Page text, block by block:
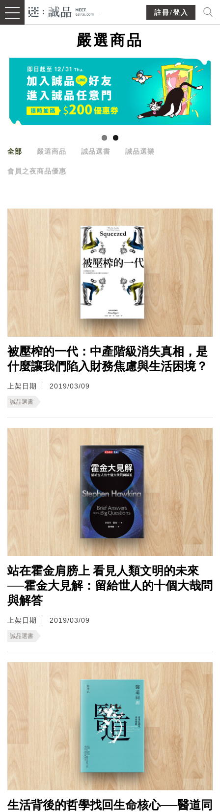
註冊/登入
嚴選商品
全部 嚴選商品 誠品選書 誠品選樂
會員之夜商品優惠
被壓榨的一代：中產階級消失真相，是
什麼讓我們陷入財務焦慮與生活困境？
上架日期 2019/03/09
誠品選書
站在霍金肩膀上 看見人類文明的未來
──霍金大見解：留給世人的十個大哉問
與解答
上架日期 2019/03/09
誠品選書
生活背後的哲學找回生命核心──醫道同